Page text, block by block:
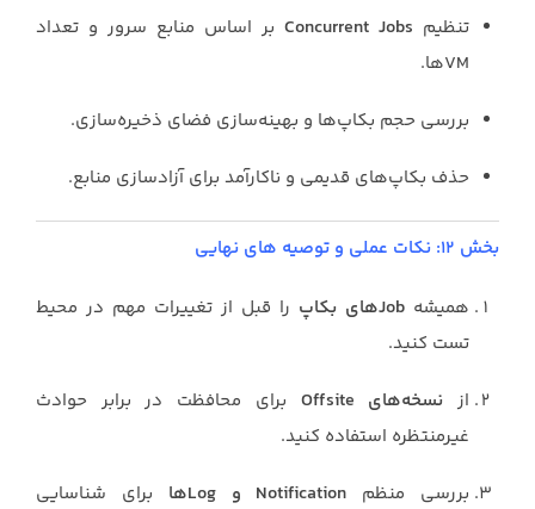
تنظیم Concurrent Jobs بر اساس منابع سرور و تعداد
VMها.
بررسی حجم بکاپ‌ها و بهینه‌سازی فضای ذخیره‌سازی.
حذف بکاپ‌های قدیمی و ناکارآمد برای آزادسازی منابع.
بخش ۱۲: نکات عملی و توصیه های نهایی
همیشه Jobهای بکاپ
را قبل از تغییرات مهم در محیط
تست کنید.
از نسخه‌های Offsite
برای محافظت در برابر حوادث
غیرمنتظره استفاده کنید.
بررسی منظم Notification و Logها
برای شناسایی